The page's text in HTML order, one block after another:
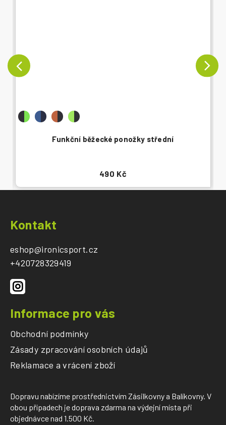
Funkční běžecké ponožky střední
490 Kč
Kontakt
eshop@ironicsport.cz
+420728329419
Informace pro vás
Obchodní podmínky
Zásady zpracování osobních údajů
Reklamace a vrácení zboží
Dopravu nabízíme prostřednictvím Zásilkovny a Balíkovny. V
obou případech je doprava zdarma na výdejní místa při
objednávce nad 1.500 Kč.